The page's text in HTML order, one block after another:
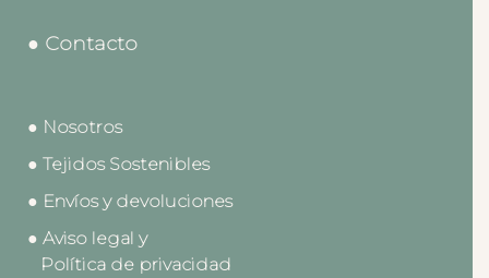
● Contacto
● Nosotros
● Tejidos Sostenibles
● Envíos y devoluciones
● Aviso legal y
Política de privacidad